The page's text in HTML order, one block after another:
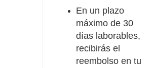
En un plazo
máximo de 30
días laborables,
recibirás el
reembolso en tu